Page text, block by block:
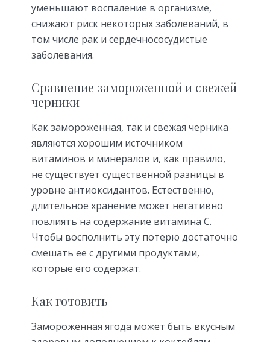
уменьшают воспаление в организме,
снижают риск некоторых заболеваний, в
том числе рак и сердечнососудистые
заболевания.
Сравнение замороженной и свежей
черники
Как замороженная, так и свежая черника
являются хорошим источником
витаминов и минералов и, как правило,
не существует существенной разницы в
уровне антиоксидантов. Естественно,
длительное хранение может негативно
повлиять на содержание витамина С.
Чтобы восполнить эту потерю достаточно
смешать ее с другими продуктами,
которые его содержат.
Как готовить
Замороженная ягода может быть вкусным